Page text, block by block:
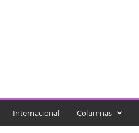
Internacional Columnas